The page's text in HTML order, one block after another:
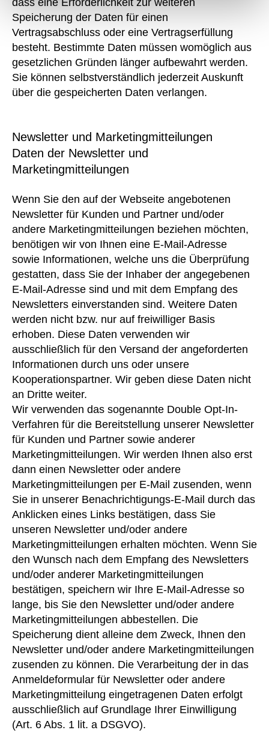
dass eine Erforderlichkeit zur weiteren
Speicherung der Daten für einen
Vertragsabschluss oder eine Vertragserfüllung
besteht. Bestimmte Daten müssen womöglich aus
gesetzlichen Gründen länger aufbewahrt werden.
Sie können selbstverständlich jederzeit Auskunft
über die gespeicherten Daten verlangen.
Newsletter und Marketingmitteilungen
Daten der Newsletter und
Marketingmitteilungen
Wenn Sie den auf der Webseite angebotenen
Newsletter für Kunden und Partner und/oder
andere Marketingmitteilungen beziehen möchten,
benötigen wir von Ihnen eine E-Mail-Adresse
sowie Informationen, welche uns die Überprüfung
gestatten, dass Sie der Inhaber der angegebenen
E-Mail-Adresse sind und mit dem Empfang des
Newsletters einverstanden sind. Weitere Daten
werden nicht bzw. nur auf freiwilliger Basis
erhoben. Diese Daten verwenden wir
ausschließlich für den Versand der angeforderten
Informationen durch uns oder unsere
Kooperationspartner. Wir geben diese Daten nicht
an Dritte weiter.
Wir verwenden das sogenannte Double Opt-In-
Verfahren für die Bereitstellung unserer Newsletter
für Kunden und Partner sowie anderer
Marketingmitteilungen. Wir werden Ihnen also erst
dann einen Newsletter oder andere
Marketingmitteilungen per E-Mail zusenden, wenn
Sie in unserer Benachrichtigungs-E-Mail durch das
Anklicken eines Links bestätigen, dass Sie
unseren Newsletter und/oder andere
Marketingmitteilungen erhalten möchten. Wenn Sie
den Wunsch nach dem Empfang des Newsletters
und/oder anderer Marketingmitteilungen
bestätigen, speichern wir Ihre E-Mail-Adresse so
lange, bis Sie den Newsletter und/oder andere
Marketingmitteilungen abbestellen. Die
Speicherung dient alleine dem Zweck, Ihnen den
Newsletter und/oder andere Marketingmitteilungen
zusenden zu können. Die Verarbeitung der in das
Anmeldeformular für Newsletter oder andere
Marketingmitteilung eingetragenen Daten erfolgt
ausschließlich auf Grundlage Ihrer Einwilligung
(Art. 6 Abs. 1 lit. a DSGVO).